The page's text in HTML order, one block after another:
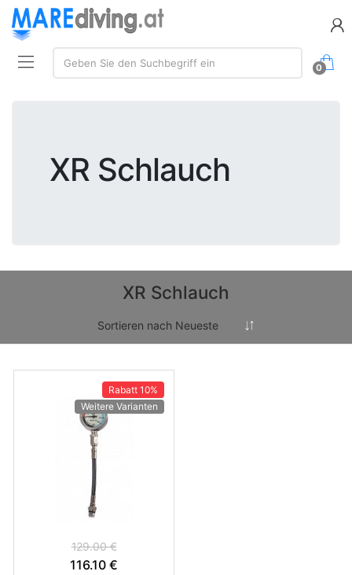
Suchen:
Geben Sie den Suchbegriff ein
0
XR Schlauch
XR Schlauch
Rabatt 10%
Weitere Varianten
129.00 €
116.10 €